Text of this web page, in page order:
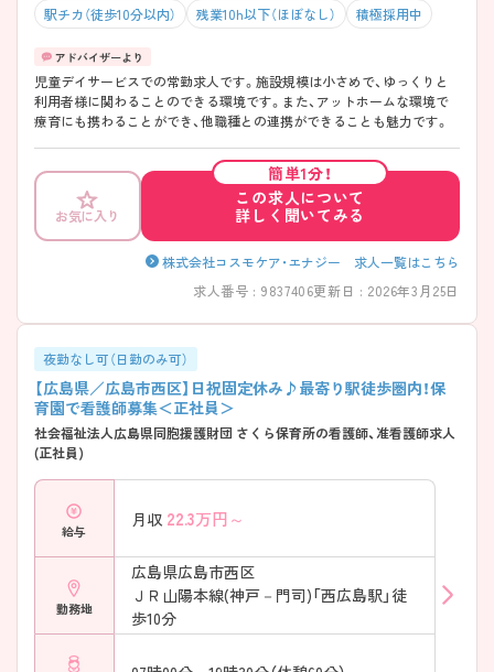
駅チカ（徒歩10分以内） 残業10h以下（ほぼなし） 積極採用中
児童デイサービスでの常勤求人です。施設規模は小さめで、ゆっくりと
利用者様に関わることのできる環境です。また、アットホームな環境で
療育にも携わることができ、他職種との連携ができることも魅力です。
お気に入り
簡単1分！
この求人について
詳しく聞いてみる
株式会社コスモケア・エナジー 求人一覧はこちら
求人番号 : 9837406更新日 : 2026年3月25日
夜勤なし可（日勤のみ可）
【広島県／広島市西区】日祝固定休み♪最寄り駅徒歩圏内！保
育園で看護師募集＜正社員＞
社会福祉法人広島県同胞援護財団 さくら保育所の看護師、准看護師求人
(正社員)
給与
月収 22.3万円～
勤務地
広島県広島市西区
ＪＲ山陽本線(神戸－門司)「西広島駅」徒
歩10分